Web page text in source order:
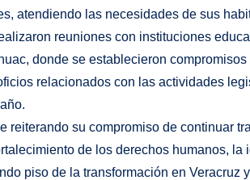
atendiendo las necesidades de sus
reuniones con instituciones
donde se establecieron
relacionados con las actividades
reiterando su compromiso de continuar
de los derechos humanos,
piso de la transformación en Veracruz